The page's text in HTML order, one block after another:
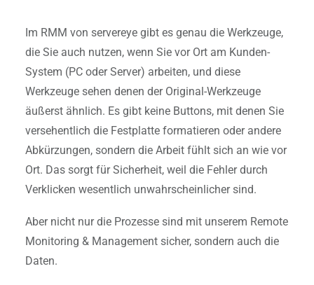
Im RMM von servereye gibt es genau die Werkzeuge,
die Sie auch nutzen, wenn Sie vor Ort am Kunden-
System (PC oder Server) arbeiten, und diese
Werkzeuge sehen denen der Original-Werkzeuge
äußerst ähnlich. Es gibt keine Buttons, mit denen Sie
versehentlich die Festplatte formatieren oder andere
Abkürzungen, sondern die Arbeit fühlt sich an wie vor
Ort. Das sorgt für Sicherheit, weil die Fehler durch
Verklicken wesentlich unwahrscheinlicher sind.
Aber nicht nur die Prozesse sind mit unserem Remote
Monitoring & Management sicher, sondern auch die
Daten.